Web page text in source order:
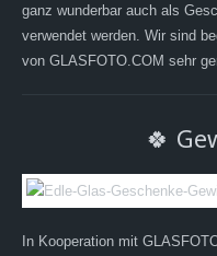
ganz wunderbar auch als
verwendet werden. Wir sind
von GLASFOTO.COM sehr
🍀
In Kooperation mit